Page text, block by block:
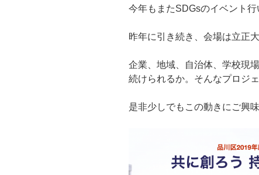
今年もまたSDGsのイベント行
昨年に引き続き、会場は立正
企業、地域、自治体、学校現
続けられるか。そんなプロジ
是非少しでもこの動きにご興